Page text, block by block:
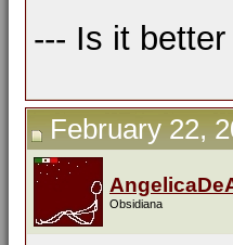
--- Is it
February 22,
Obsidiana